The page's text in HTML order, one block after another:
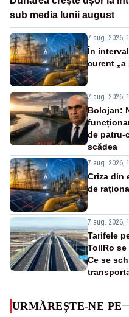
sub media lunii august
7 aug. 2026,
În
curent „a
7 aug. 2026,
Bolojan:
de patru-
scădea
7 aug. 2026,
Criza din
de
7 aug. 2026,
Tarifele
TollRo se
Ce se
URMĂREȘTE-NE PE